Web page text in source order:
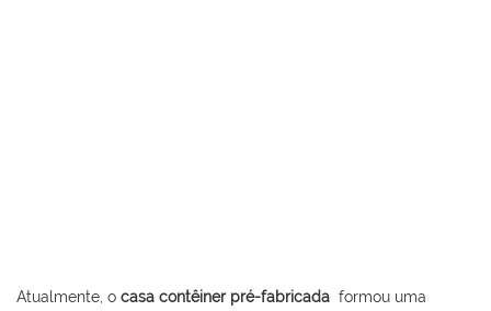
Atualmente, o casa contêiner pré-fabricada formou uma